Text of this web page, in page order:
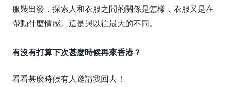
服裝出發，探索人和衣服之間的關係是怎樣，衣服又是在
帶動什麼情感。這是與以往最大的不同。
有沒有打算下次甚麼時候再來香港？
看看甚麼時候有人邀請我回去！